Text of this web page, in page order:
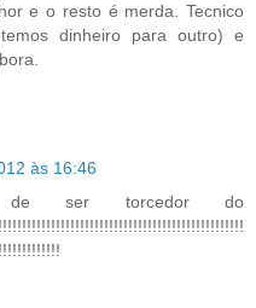
e o resto é merda. Tecnico
dinheiro para outro) e
às 16:46
de ser torcedor do